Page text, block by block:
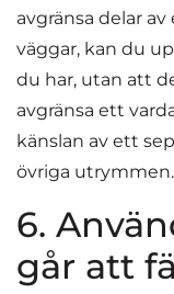
avgränsa delar
väggar, kan du
du har, utan att
avgränsa ett
känslan av ett
övriga utrymmen.
6.
går att